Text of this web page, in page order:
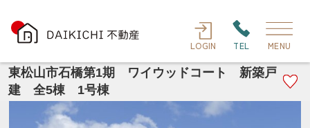
LOGIN TEL MENU
東松山市石橋第1期 ワイウッドコート 新築戸
建 全5棟 1号棟